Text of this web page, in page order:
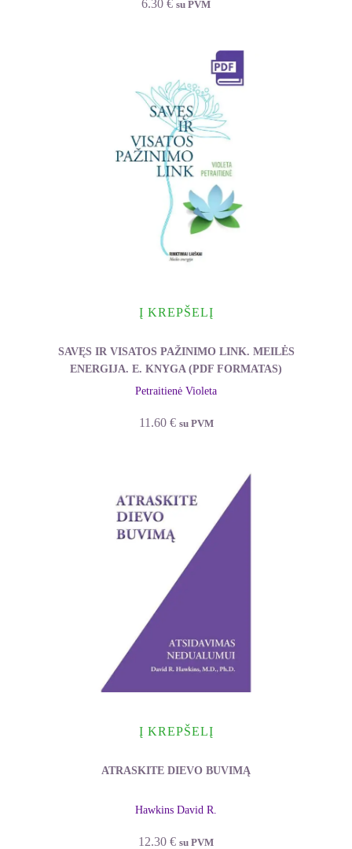
6.30 € su PVM
Į KREPŠELĮ
SAVĘS IR VISATOS PAŽINIMO LINK. MEILĖS
ENERGIJA. E. KNYGA (PDF FORMATAS)
Petraitienė Violeta
11.60 € su PVM
Į KREPŠELĮ
ATRASKITE DIEVO BUVIMĄ
Hawkins David R.
12.30 € su PVM